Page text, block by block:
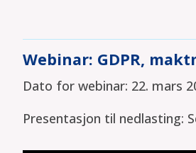
Webinar: GDPR,
Dato for webinar: 22. mars
Presentasjon til nedlasting: